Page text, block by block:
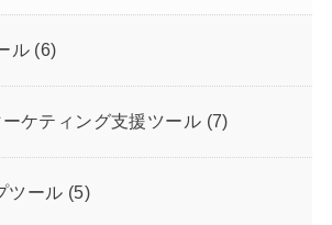
ル (6)
ケティング支援ツール (7)
ツール (5)